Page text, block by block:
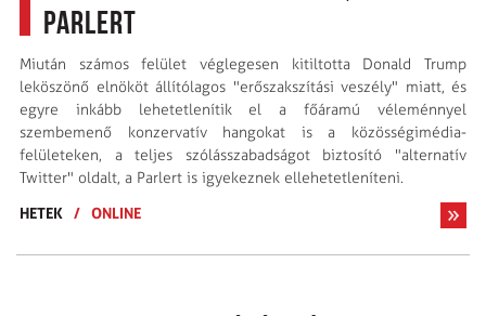
Parlert
Miután számos felület véglegesen kitiltotta Donald Trump
leköszönő elnököt állítólagos "erőszakszítási veszély" miatt, és
egyre inkább lehetetlenítik el a főáramú véleménnyel
szembemenő konzervatív hangokat is a közösségimédia-
felületeken, a teljes szólásszabadságot biztosító "alternatív
Twitter" oldalt, a Parlert is igyekeznek ellehetetleníteni.
HETEK
/ ONLINE